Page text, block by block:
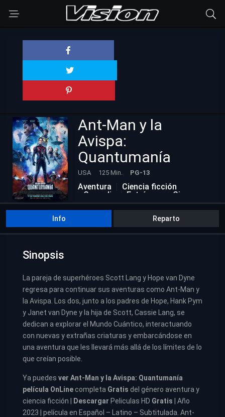
Ant-Man y la
Avispa:
Quantumanía
USA 125 Min. PG-13
Aventura
Ciencia ficción
Comedia
Estrénos en Cine
Info Reparto
Sinopsis
La pareja de superhéroes Scott Lang y Hope van Dyne
regresa para continuar sus aventuras como Ant-Man y
la Avispa. Los dos, junto a los padres de Hope, Hank Pym
y Janet van Dyne y la hija de Scott, Cassie Lang, se
dedican a explorar el Mundo Cuántico, interactuando
con nuevas y extrañas criaturas y embarcándose en
una aventura que les llevará más allá de los límites de lo
que creían posible.
Ya puedes ver Ant-Man y la Avispa: Quantumanía
película OnLinecompleta Gratis del género aventura y
ciencia ficción |
Descargar Peliculas HD Gratis | Año
2023 | película en Español – Latino – Subtitulada. Ant-